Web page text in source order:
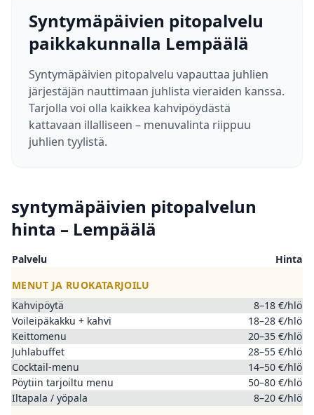
Syntymäpäivien pitopalvelu
paikkakunnalla Lempäälä
Syntymäpäivien pitopalvelu vapauttaa juhlien
järjestäjän nauttimaan juhlista vieraiden kanssa.
Tarjolla voi olla kaikkea kahvipöydästä
kattavaan illalliseen – menuvalinta riippuu
juhlien tyylistä.
syntymäpäivien pitopalvelun
hinta – Lempäälä
Palvelu
Hinta
MENUT JA RUOKATARJOILU
Kahvipöytä
8–18 €/hlö
Voileipäkakku + kahvi
18–28 €/hlö
Keittomenu
20–35 €/hlö
Juhlabuffet
28–55 €/hlö
Cocktail-menu
14–50 €/hlö
Pöytiin tarjoiltu menu
50–80 €/hlö
Iltapala / yöpala
8–20 €/hlö